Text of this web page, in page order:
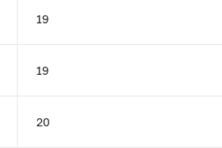
19
19
20